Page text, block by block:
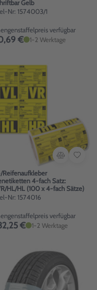
Gelb
Nr: 1574003/1
verfügbar
€ 1-2 Werktage
Reifenaufkleber
4-fach Satz:
HL/HL (100 x 4-fach Sätze)
Nr: 1574016
verfügbar
€ 1-2 Werktage